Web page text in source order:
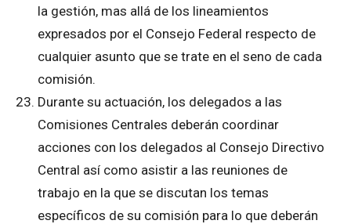
la gestión, mas allá de los lineamientos
expresados por el Consejo Federal respecto de
cualquier asunto que se trate en el seno de cada
comisión.
Durante su actuación, los delegados a las
Comisiones Centrales deberán coordinar
acciones con los delegados al Consejo Directivo
Central así como asistir a las reuniones de
trabajo en la que se discutan los temas
específicos de su comisión para lo que deberán